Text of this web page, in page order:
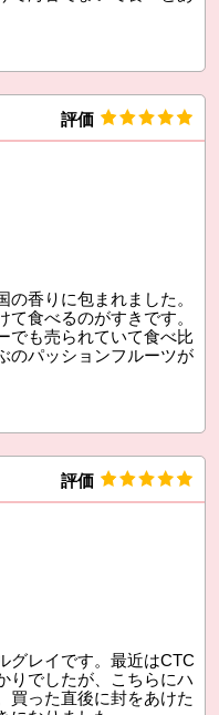
評価
香りに包まれました。
食べるのがすきです。
でも売られていて食べ比
のパッションフルーツが
評価
グレイです。最近はCTC
りでしたが、こちらにハ
買った直後に封をあけた